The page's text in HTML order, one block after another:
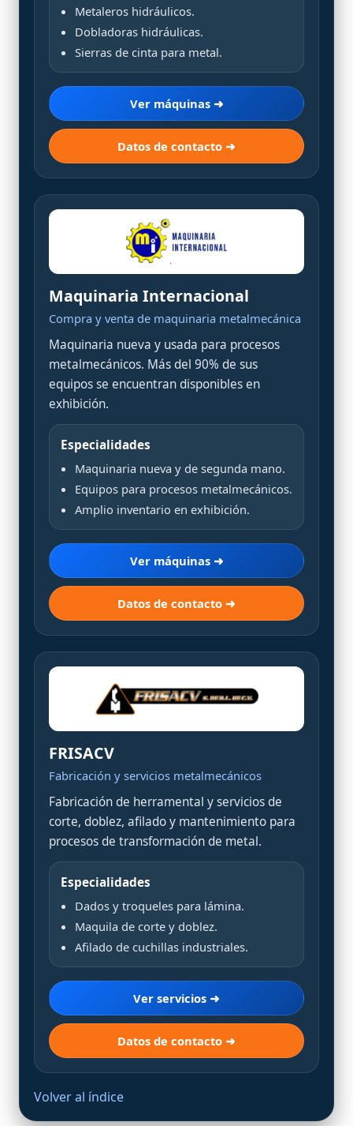
Metaleros hidráulicos.
Dobladoras hidráulicas.
Sierras de cinta para metal.
Ver máquinas ➜
Datos de contacto ➜
Maquinaria Internacional
Compra y venta de maquinaria metalmecánica
Maquinaria nueva y usada para procesos
metalmecánicos. Más del 90% de sus
equipos se encuentran disponibles en
exhibición.
Especialidades
Maquinaria nueva y de segunda mano.
Equipos para procesos metalmecánicos.
Amplio inventario en exhibición.
Ver máquinas ➜
Datos de contacto ➜
FRISACV
Fabricación y servicios metalmecánicos
Fabricación de herramental y servicios de
corte, doblez, afilado y mantenimiento para
procesos de transformación de metal.
Especialidades
Dados y troqueles para lámina.
Maquila de corte y doblez.
Afilado de cuchillas industriales.
Ver servicios ➜
Datos de contacto ➜
Volver al índice